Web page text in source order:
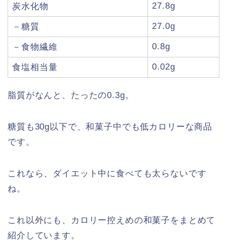
炭水化物 27.8g
－糖質 27.0g
－食物繊維 0.8g
食塩相当量 0.02g
脂質がなんと、たったの0.3g。
糖質も30g以下で、和菓子中でも低カロリーな商品
です。
これなら、ダイエット中に食べても太らないです
ね。
これ以外にも、カロリー控えめの和菓子をまとめて
紹介しています。